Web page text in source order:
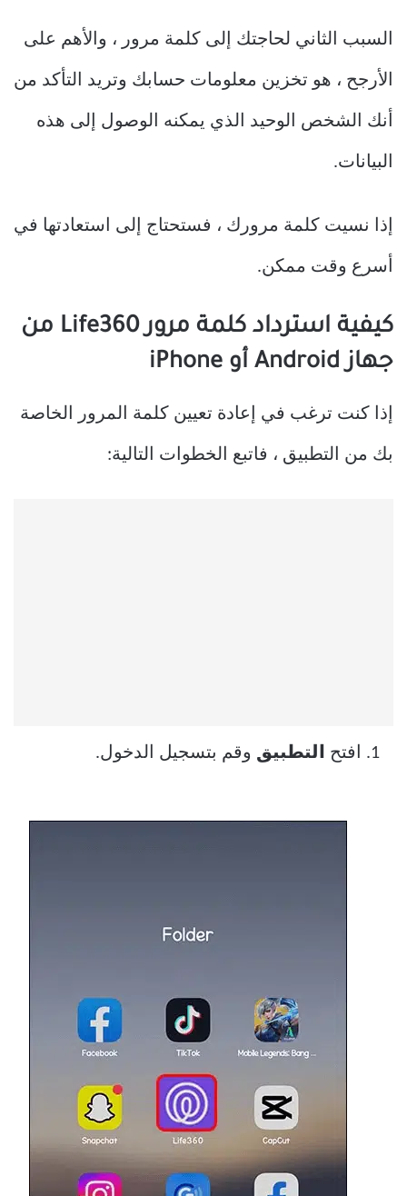
السبب الثاني لحاجتك إلى كلمة مرور ، والأهم على
الأرجح ، هو تخزين معلومات حسابك وتريد التأكد من
أنك الشخص الوحيد الذي يمكنه الوصول إلى هذه
البيانات.
إذا نسيت كلمة مرورك ، فستحتاج إلى استعادتها في
أسرع وقت ممكن.
كيفية استرداد كلمة مرور Life360 من
جهاز Android أو iPhone
إذا كنت ترغب في إعادة تعيين كلمة المرور الخاصة
بك من التطبيق ، فاتبع الخطوات التالية:
افتح التطبيق وقم بتسجيل الدخول.